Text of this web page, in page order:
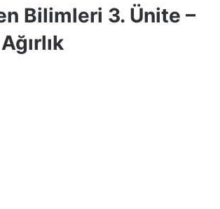
Bilimleri 3. Ünite –